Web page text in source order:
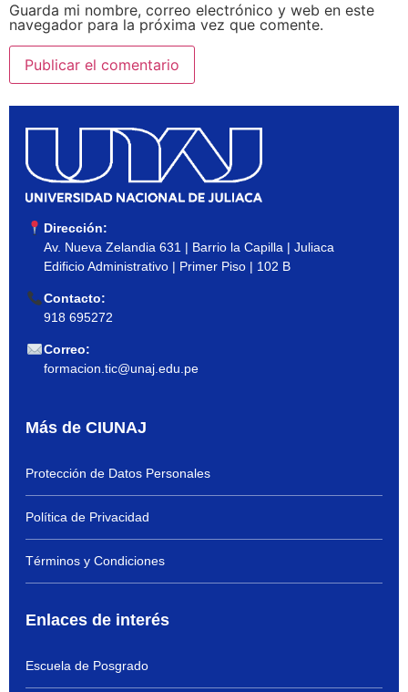
Guarda mi nombre, correo electrónico y web en este
navegador para la próxima vez que comente.
Dirección:
Av. Nueva Zelandia 631 | Barrio la Capilla | Juliaca
Edificio Administrativo | Primer Piso | 102 B
Contacto:
918 695272
Correo:
formacion.tic@unaj.edu.pe
Más de CIUNAJ
Protección de Datos Personales
Política de Privacidad
Términos y Condiciones
Enlaces de interés
Escuela de Posgrado